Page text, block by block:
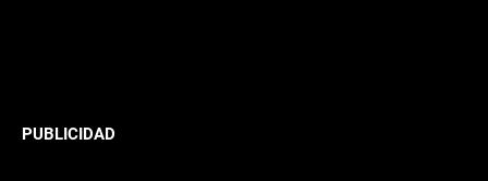
PUBLICIDAD